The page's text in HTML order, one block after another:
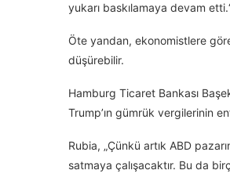
yukarı baskılamaya devam
Öte yandan, ekonomistlere
düşürebilir.
Hamburg Ticaret Bankası
Trump’ın gümrük vergilerinin
Rubia, „Çünkü artık ABD
satmaya çalışacaktır. Bu da